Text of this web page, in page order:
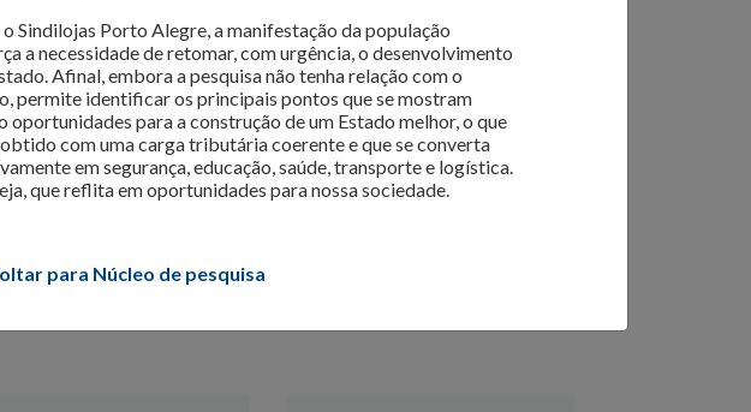
inspirar os negócios em sua atualização e transformação.
o Sindilojas Porto Alegre, a manifestação da população
a necessidade de retomar, com urgência, o desenvolvimento
Afinal, embora a pesquisa não tenha relação com o
permite identificar os principais pontos que se mostram
oportunidades para a construção de um Estado melhor, o que
com uma carga tributária coerente e que se converta
em segurança, educação, saúde, transporte e logística.
que reflita em oportunidades para nossa sociedade.
para Núcleo de pesquisa